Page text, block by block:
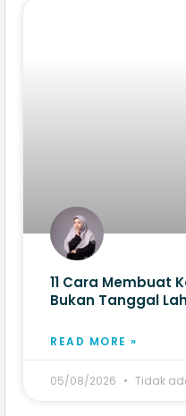
11 Cara Membuat
Bukan Tanggal
READ MORE »
05/08/2026 Tidak